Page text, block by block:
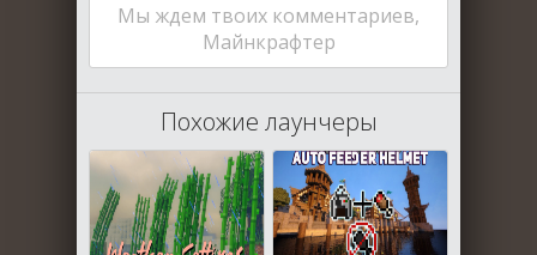
Мы ждем твоих комментариев,
Майнкрафтер
Похожие лаунчеры